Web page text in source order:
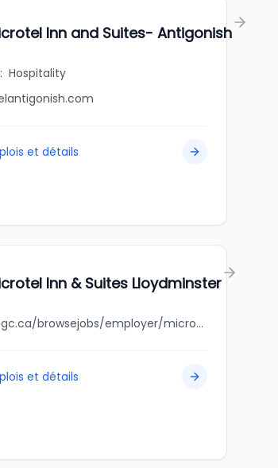
Inn and Suites- Antigonish
: Hospitality
et détails
Inn & Suites Lloydminster
jobbank.gc.ca/browsejobs/employer/microtel+inn+%26+suites+lloydminster/ca
et détails